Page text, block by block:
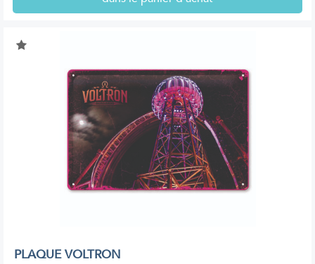
PLAQUE VOLTRON